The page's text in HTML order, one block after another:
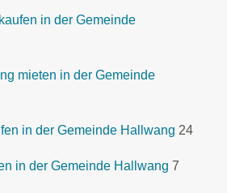
in der Gemeinde
mieten in der Gemeinde
in der Gemeinde Hallwang 24
in der Gemeinde Hallwang 7